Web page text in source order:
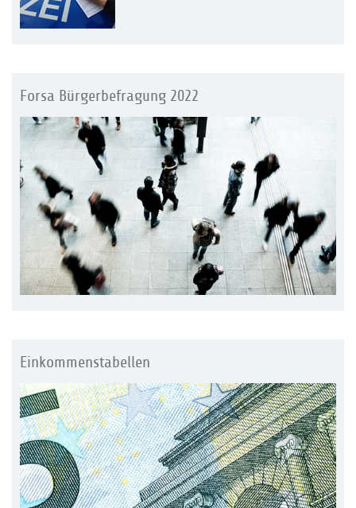
Forsa Bürgerbefragung 2022
Einkommenstabellen